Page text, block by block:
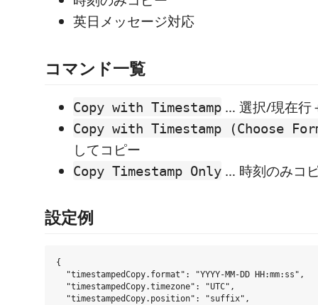
英日メッセージ対応
コマンド一覧
Copy with Timestamp … 選択/現在行
Copy with Timestamp (Choose
してコピー
Copy Timestamp Only … 時刻のみコ
設定例
{
  "timestampedCopy.format": "YYYY-MM-DD HH:mm:ss",
  "timestampedCopy.timezone": "UTC",
  "timestampedCopy.position": "suffix",